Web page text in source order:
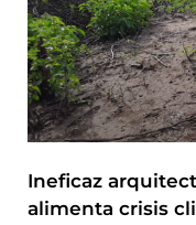
Ineficaz
alimenta crisis